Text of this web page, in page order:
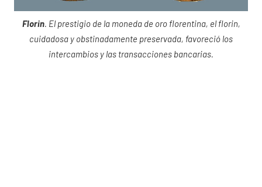
Florin. El prestigio de la moneda de oro florentina, el florin,
cuidadosa y obstinadamente preservada, favoreció los
intercambios y las transacciones bancarias.